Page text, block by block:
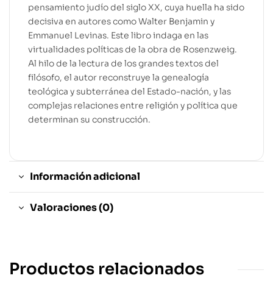
pensamiento judío del siglo XX, cuya huella ha sido
decisiva en autores como Walter Benjamin y
Emmanuel Levinas. Este libro indaga en las
virtualidades políticas de la obra de Rosenzweig.
Al hilo de la lectura de los grandes textos del
filósofo, el autor reconstruye la genealogía
teológica y subterránea del Estado-nación, y las
complejas relaciones entre religión y política que
determinan su construcción.
Información adicional
Valoraciones (0)
Productos relacionados